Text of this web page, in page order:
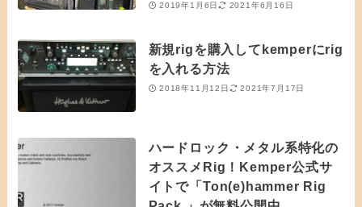
2019年1月6日 2021年6月16日
新規rigを購入してkemperにrig
を入れる方法
2018年11月12日 2021年7月17日
ハードロック・メタル系特化の
オススメRig！Kemper公式サ
イトで「Ton(e)hammer Rig